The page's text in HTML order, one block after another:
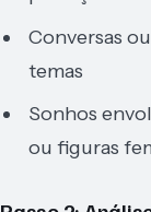
Conversas
temas
Sonhos
ou figuras